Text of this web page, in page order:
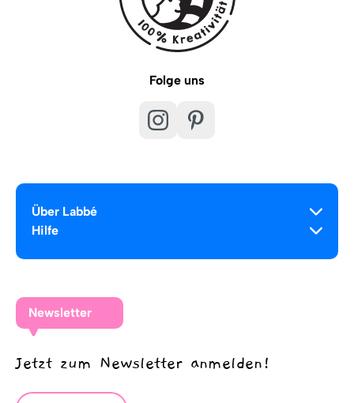
Folge uns
Über Labbé
Hilfe
Newsletter
Jetzt zum Newsletter anmelden!